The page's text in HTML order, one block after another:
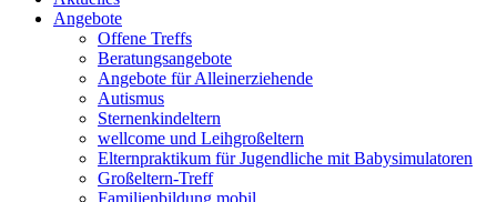
Angebote
Offene Treffs
Beratungsangebote
Angebote für Alleinerziehende
Autismus
Sternenkindeltern
wellcome und Leihgroßeltern
Elternpraktikum für Jugendliche mit Babysimulatoren
Großeltern-Treff
Familienbildung mobil